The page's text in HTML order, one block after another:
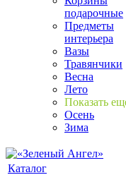
подарочные
Предметы
интерьера
Вазы
Травянчики
Весна
Лето
Показать
Осень
Зима
Каталог